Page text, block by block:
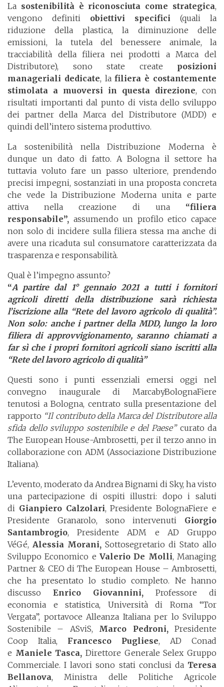
La sostenibilità è riconosciuta come strategica,
vengono definiti obiettivi specifici (quali la
riduzione della plastica, la diminuzione delle
emissioni, la tutela del benessere animale, la
tracciabilità della filiera nei prodotti a Marca del
Distributore), sono state create posizioni
manageriali dedicate, lafiliera è costantemente
stimolata a muoversi in questa direzione, con
risultati importanti dal punto di vista dello sviluppo
dei partner della Marca del Distributore (MDD) e
quindi dell’intero sistema produttivo.
La sostenibilità nella Distribuzione Moderna è
dunque un dato di fatto. A Bologna il settore ha
tuttavia voluto fare un passo ulteriore, prendendo
precisi impegni, sostanziati in una proposta concreta
che vede la Distribuzione Moderna unita e parte
attiva nella creazione di una “filiera
responsabile”, assumendo un profilo etico capace
non solo di incidere sulla filiera stessa ma anche di
avere una ricaduta sul consumatore caratterizzata da
trasparenza e responsabilità.
Qual è l’impegno assunto?
“A partire dal 1° gennaio 2021 a tutti i fornitori
agricoli diretti della distribuzione sarà richiesta
l’iscrizione alla “Rete del lavoro agricolo di qualità”.
Non solo: anche i partner della MDD, lungo la loro
filiera di approvvigionamento, saranno chiamati a
far sì che i propri fornitori agricoli siano iscritti alla
“Rete del lavoro agricolo di qualità”
Questi sono i punti essenziali emersi oggi nel
convegno inaugurale di MarcabyBolognaFiere
tenutosi a Bologna, centrato sulla presentazione del
rapporto “Il contributo della Marca del Distributore alla
sfida dello sviluppo sostenibile e del Paese”curato da
The European House-Ambrosetti, per il terzo anno in
collaborazione con ADM (Associazione Distribuzione
Italiana).
L’evento, moderato da Andrea Bignami di Sky, ha visto
una partecipazione di ospiti illustri: dopo i saluti
di Gianpiero Calzolari, Presidente BolognaFiere e
Presidente Granarolo, sono intervenuti Giorgio
Santambrogio, Presidente ADM e AD Gruppo
VéGé, Alessia Morani, Sottosegretario di Stato allo
Sviluppo Economico e Valerio De Molli, Managing
Partner & CEO di The European House – Ambrosetti,
che ha presentato lo studio completo. Ne hanno
discusso Enrico Giovannini, Professore di
economia e statistica, Università di Roma “Tor
Vergata”, portavoce Alleanza Italiana per lo Sviluppo
Sostenibile – ASviS, Marco Pedroni,Presidente
Coop Italia, Francesco Pugliese, AD Conad
e Maniele Tasca,Direttore Generale Selex Gruppo
Commerciale. I lavori sono stati conclusi da Teresa
Bellanova, Ministra delle Politiche Agricole